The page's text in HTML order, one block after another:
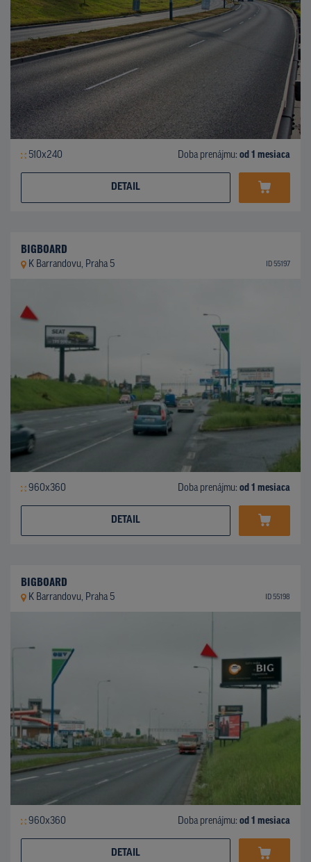
510x240 Doba prenájmu: od 1 mesiaca
DETAIL
BIGBOARD
K Barrandovu, Praha 5 ID 55197
960x360 Doba prenájmu: od 1 mesiaca
DETAIL
BIGBOARD
K Barrandovu, Praha 5 ID 55198
960x360 Doba prenájmu: od 1 mesiaca
DETAIL